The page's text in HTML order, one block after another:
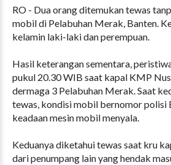
RO - Dua orang ditemukan tewas
mobil di Pelabuhan Merak, Banten.
kelamin laki-laki dan perempuan.
Hasil keterangan sementara,
pukul 20.30 WIB saat kapal KMP
dermaga 3 Pelabuhan Merak. Saat
tewas, kondisi mobil bernomor polisi
keadaan mesin mobil menyala.
Keduanya diketahui tewas saat kru
dari penumpang lain yang hendak